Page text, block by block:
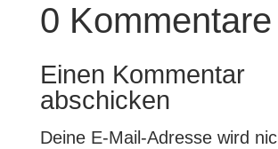
0 Kommentare
Einen Kommentar
abschicken
Deine E-Mail-Adresse wird